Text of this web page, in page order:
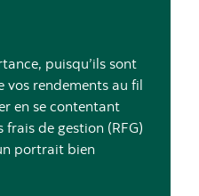
puisqu’ils sont
rendements au fil
en se contentant
frais de gestion (RFG)
portrait bien